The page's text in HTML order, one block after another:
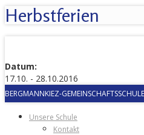
Herbstferien
Datum:
17.10. - 28.10.2016
BERGMANNKIEZ-GEMEINSCHAFTSSCHULE
Unsere Schule
Kontakt